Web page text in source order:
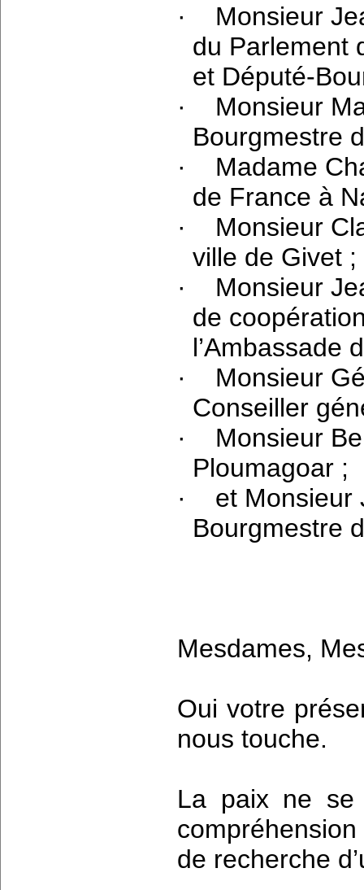
·
Monsieur
du Parlement
et Député-
·
Monsieur
Bourgmestre
·
Madame
de France à
·
Monsieur
ville de Givet ;
·
Monsieur
de
l’Ambassade
·
Monsieur
Conseiller
·
Monsieur
Ploumagoar ;
·
et Monsieur
Bourgmestre
Mesdames,
Oui votre
nous touche.
La paix ne se
de recherche